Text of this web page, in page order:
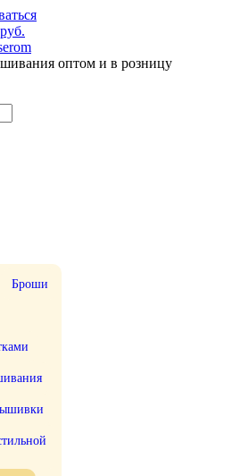
оптом и в розницу
Броши